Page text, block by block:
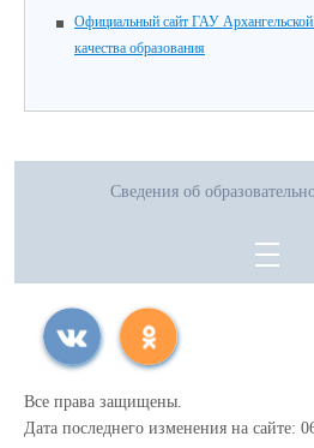
Официальный сайт ГАУ
качества образования
Сведения об
Все права защищены.
Дата последнего изменения на сайте: